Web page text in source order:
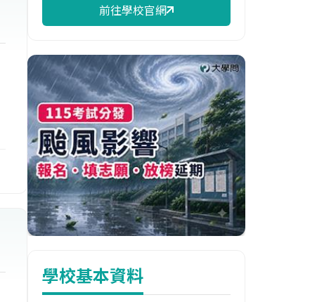
前往學校官網
學校基本資料